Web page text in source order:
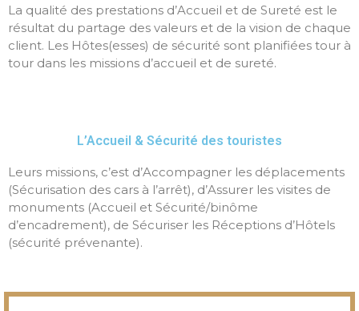
La qualité des prestations d’Accueil et de Sureté est le
résultat du partage des valeurs et de la vision de chaque
client. Les Hôtes(esses) de sécurité sont planifiées tour à
tour dans les missions d’accueil et de sureté.
L’Accueil & Sécurité des touristes
Leurs missions, c’est d’Accompagner les déplacements
(Sécurisation des cars à l’arrêt), d’Assurer les visites de
monuments (Accueil et Sécurité/binôme
d’encadrement), de Sécuriser les Réceptions d’Hôtels
(sécurité prévenante).